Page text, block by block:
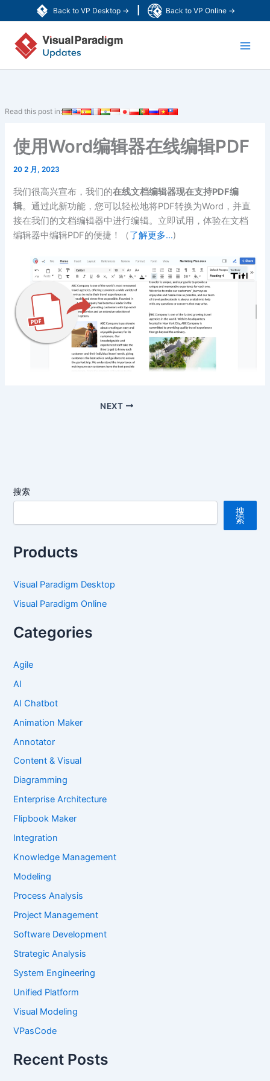
Back to VP Desktop → Back to VP Online →
至
Read this post in:
使用Word编辑器在线编辑PDF
20 2 月, 2023
我们很高兴宣布，我们的在线文档编辑器现在支持PDF编
辑。通过此新功能，您可以轻松地将PDF转换为Word，并直
接在我们的文档编辑器中进行编辑。立即试用，体验在文档
编辑器中编辑PDF的便捷！（了解更多…)
NEXT
搜索
搜
索
Products
Visual Paradigm Desktop
Visual Paradigm Online
Categories
Agile
AI
AI Chatbot
Animation Maker
Annotator
Content & Visual
Diagramming
Enterprise Architecture
Flipbook Maker
Integration
Knowledge Management
Modeling
Process Analysis
Project Management
Software Development
Strategic Analysis
System Engineering
Unified Platform
Visual Modeling
VPasCode
Recent Posts